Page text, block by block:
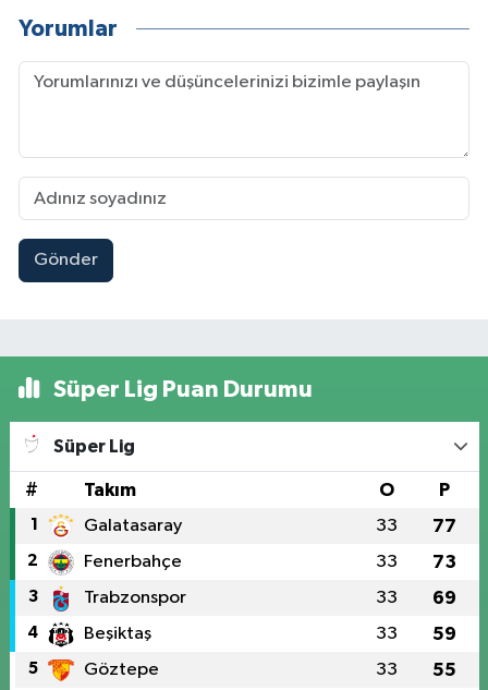
Yorumlar
Gönder
Süper Lig Puan Durumu
Süper Lig
# Takım O P
1 Galatasaray 33 77
2 Fenerbahçe 33 73
3 Trabzonspor 33 69
4 Beşiktaş 33 59
5 Göztepe 33 55